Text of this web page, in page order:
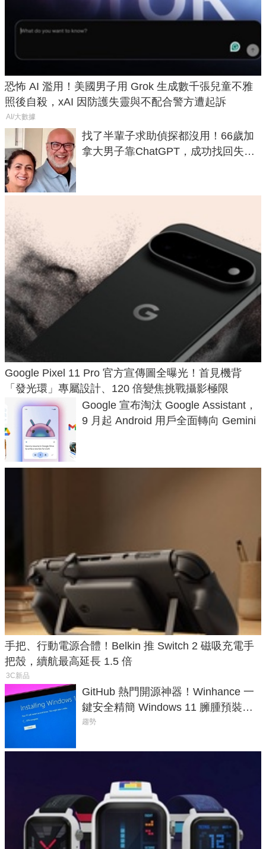
恐怖 AI 濫用！美國男子用 Grok 生成數千張兒童不雅
照後自殺，xAI 因防護失靈與不配合警方遭起訴
AI/大數據
找了半輩子求助偵探都沒用！66歲加
拿大男子靠ChatGPT，成功找回失散
Google Pixel 11 Pro 官方宣傳圖全曝光！首見機背
「發光環」專屬設計、120 倍變焦挑戰攝影極限
Google 宣布淘汰 Google Assistant，
9 月起 Android 用戶全面轉向 Gemini
手把、行動電源合體！Belkin 推 Switch 2 磁吸充電手
把殼，續航最高延長 1.5 倍
3C新品
GitHub 熱門開源神器！Winhance 一
鍵安全精簡 Windows 11 臃腫預裝軟
體與後台追蹤
趨勢